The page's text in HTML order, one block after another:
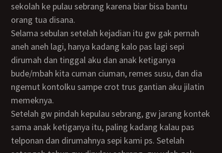
sekolah ke pulau sebrang karena biar bisa bantu
orang tua disana.
Selama sebulan setelah kejadian itu gw gak pernah
aneh aneh lagi, hanya kadang kalo pas lagi sepi
dirumah dan tinggal aku dan anak ketiganya
bude/mbah kita cuman ciuman, remes susu, dan dia
ngemut kontolku sampe crot trus gantian aku jilatin
memeknya.
Setelah gw pindah kepulau sebrang, gw jarang kontek
sama anak ketiganya itu, paling kadang kalau pas
telponan dan dirumahnya sepi kami ps. Setelah